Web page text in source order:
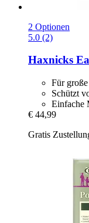
2 Optionen
5.0 (2)
Haxnicks
Für
Schützt
Einfache
€ 44,99
Gratis